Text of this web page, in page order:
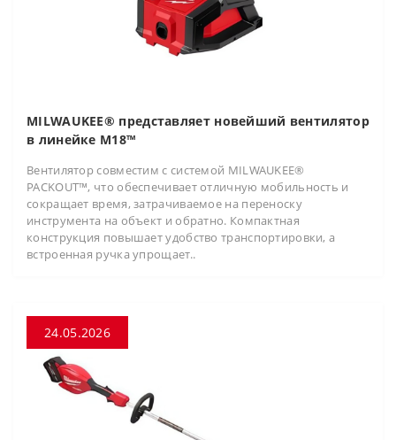
MILWAUKEE® представляет новейший вентилятор
в линейке M18™
Вентилятор совместим с системой MILWAUKEE®
PACKOUT™, что обеспечивает отличную мобильность и
сокращает время, затрачиваемое на переноску
инструмента на объект и обратно. Компактная
конструкция повышает удобство транспортировки, а
встроенная ручка упрощает..
24.05.2026